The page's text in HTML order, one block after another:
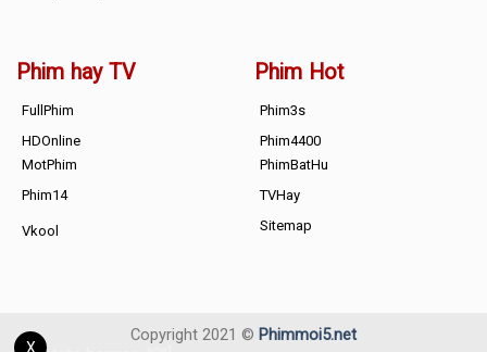
Phim hay TV
FullPhim
HDOnline
MotPhim
Phim14
Vkool
Phim Hot
Phim3s
Phim4400
PhimBatHu
TVHay
Sitemap
X
Copyright 2021 © Phimmoi5.net